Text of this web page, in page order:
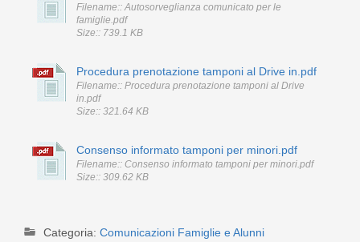
Filename:: Autosorveglianza comunicato per le
famiglie.pdf
Size:: 739.1 KB
Procedura prenotazione tamponi al Drive in.pdf
Filename:: Procedura prenotazione tamponi al Drive
in.pdf
Size:: 321.64 KB
Consenso informato tamponi per minori.pdf
Filename:: Consenso informato tamponi per minori.pdf
Size:: 309.62 KB
Categoria: Comunicazioni Famiglie e Alunni